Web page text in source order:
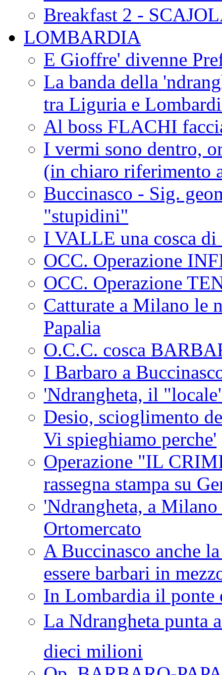
Breakfast 2 -
LOMBARDIA
E Gioffre' divenne
La banda della
tra Liguria e
Al boss FLACHI
I vermi sono dentro,
(in chiaro riferimento
Buccinasco - Sig.
"stupidini"
I VALLE una cosca
OCC. Operazione
OCC. Operazione
Catturate a Milano le
Papalia
O.C.C. cosca
I Barbaro a
'Ndrangheta, il
Desio, scioglimento
Vi spieghiamo perche'
Operazione "IL
rassegna stampa su
'Ndrangheta, a Milano
Ortomercato
A Buccinasco anche
essere barbari in
In Lombardia il ponte
La Ndrangheta
dieci milioni